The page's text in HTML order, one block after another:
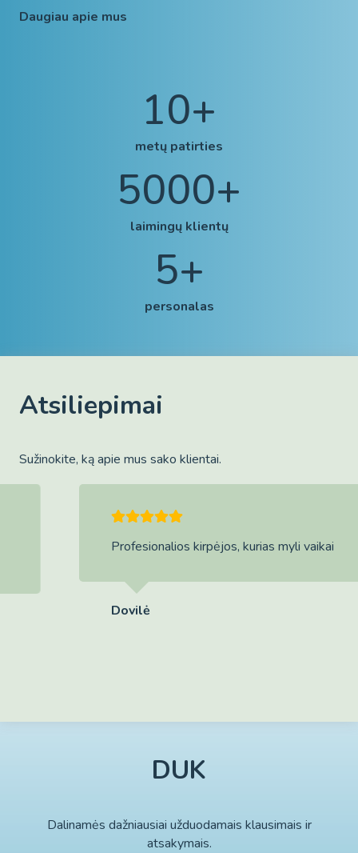
Daugiau apie mus
10+
metų patirties
5000+
laimingų klientų
5+
personalas
Atsiliepimai
Sužinokite, ką apie mus sako klientai.
Profesionalios kirpėjos, kurias myli vaikai
DUK
Dalinamės dažniausiai užduodamais klausimais ir
atsakymais.